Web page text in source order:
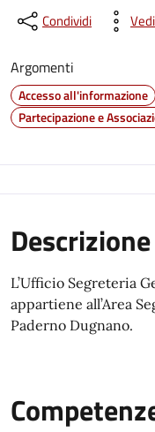
Condividi
Argomenti
Accesso all'informazione
Partecipazione e
Descrizione
L’Ufficio Segreteria
appartiene all’Area
Paderno Dugnano.